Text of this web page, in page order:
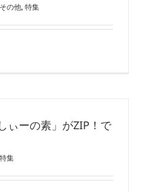
その他,特集
ぃーの素」がZIP！で
特集